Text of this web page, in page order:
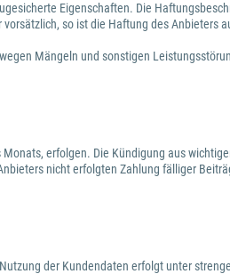
Eigenschaften. Die
so ist die Haftung des Anbieters
Mängeln und sonstigen
erfolgen. Die Kündigung aus
nicht erfolgten Zahlung fälliger
der Kundendaten erfolgt unter